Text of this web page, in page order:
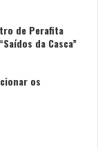
de Perafita
da Casca”
os